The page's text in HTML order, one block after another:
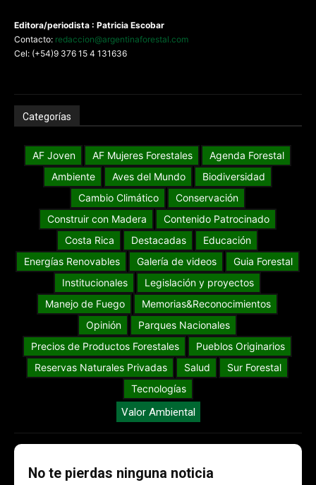
Editora/periodista : Patricia Escobar
Contacto: redaccion@argentinaforestal.com
Cel: (+54)9 376 15 4 131636
Categorías
AF Joven AF Mujeres Forestales
Agenda Forestal
Ambiente
Aves del Mundo
Biodiversidad
Cambio Climático
Conservación
Construir con Madera
Contenido Patrocinado
Costa Rica
Destacadas
Educación
Energías Renovables
Galería de videos
Guia Forestal
Institucionales
Legislación y proyectos
Manejo de Fuego
Memorias&Reconocimientos
Opinión
Parques Nacionales
Precios de Productos Forestales
Pueblos Originarios
Reservas Naturales Privadas
Salud
Sur Forestal
Tecnologías
Valor Ambiental
No te pierdas ninguna noticia